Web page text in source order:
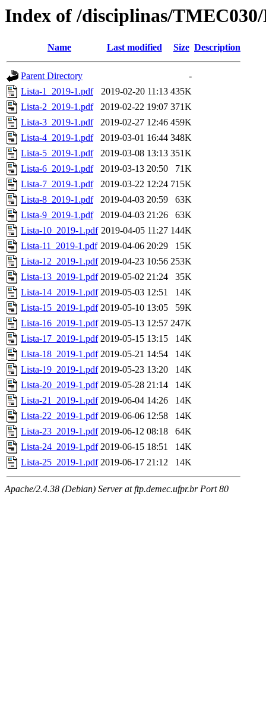
Index of /disciplinas/
Name Last modified Size Description
Parent Directory
-
Lista-1_2019-1.pdf
2019-02-20 11:13 435K
Lista-2_2019-1.pdf
2019-02-22 19:07 371K
Lista-3_2019-1.pdf
2019-02-27 12:46 459K
Lista-4_2019-1.pdf
2019-03-01 16:44 348K
Lista-5_2019-1.pdf
2019-03-08 13:13 351K
Lista-6_2019-1.pdf
2019-03-13 20:50
71K
Lista-7_2019-1.pdf
2019-03-22 12:24 715K
Lista-8_2019-1.pdf
2019-04-03 20:59
63K
Lista-9_2019-1.pdf
2019-04-03 21:26
63K
Lista-10_2019-1.pdf 2019-04-05 11:27 144K
Lista-11_2019-1.pdf 2019-04-06 20:29
15K
Lista-12_2019-1.pdf 2019-04-23 10:56 253K
Lista-13_2019-1.pdf 2019-05-02 21:24
35K
Lista-14_2019-1.pdf 2019-05-03 12:51
14K
Lista-15_2019-1.pdf 2019-05-10 13:05
59K
Lista-16_2019-1.pdf 2019-05-13 12:57 247K
Lista-17_2019-1.pdf 2019-05-15 13:15
14K
Lista-18_2019-1.pdf 2019-05-21 14:54
14K
Lista-19_2019-1.pdf 2019-05-23 13:20
14K
Lista-20_2019-1.pdf 2019-05-28 21:14
14K
Lista-21_2019-1.pdf 2019-06-04 14:26
14K
Lista-22_2019-1.pdf 2019-06-06 12:58
14K
Lista-23_2019-1.pdf 2019-06-12 08:18
64K
Lista-24_2019-1.pdf 2019-06-15 18:51
14K
Lista-25_2019-1.pdf 2019-06-17 21:12 14K
Apache/2.4.38 (Debian) Server at ftp.demec.ufpr.br Port 80